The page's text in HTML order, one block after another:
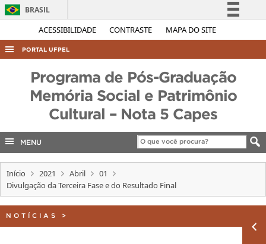
ACESSIBILIDADE CONTRASTE MAPA DO SITE
BRASIL
Simplifique!
Acesso à informação
Legislação
Canais
PORTAL UFPEL
AUDITORIA
COBALTO
INTERNACIONAL
OUVIDORIA
PORTARIAS
Programa de Pós-Graduação
Memória Social e Patrimônio
Cultural – Nota 5 Capes
MENU
Início 2021 Abril
01
Divulgação da Terceira Fase e do Resultado Final
NOTÍCIAS >